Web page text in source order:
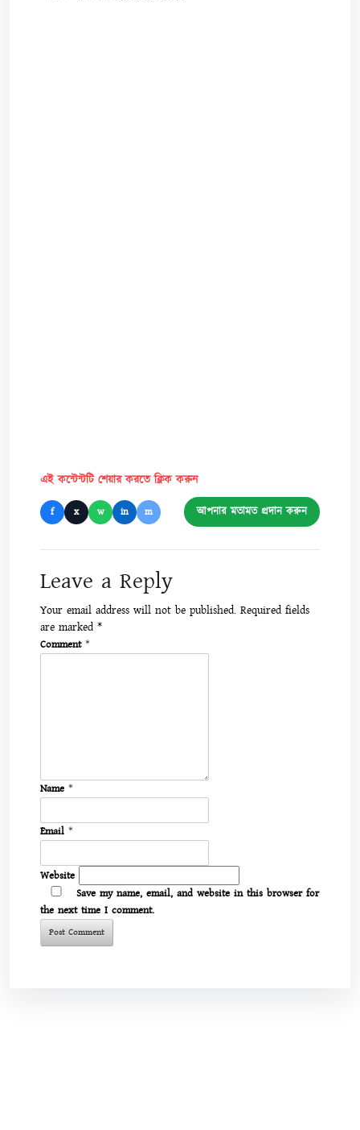
এই কন্টেন্টটি শেয়ার করতে ক্লিক করুন
f x w in m আপনার মতামত প্রদান করুন
Leave a Reply
Your email address will not be published. Required fields
are marked *
Comment *
Name *
Email *
Website
Save my name, email, and website in this browser for
the next time I comment.